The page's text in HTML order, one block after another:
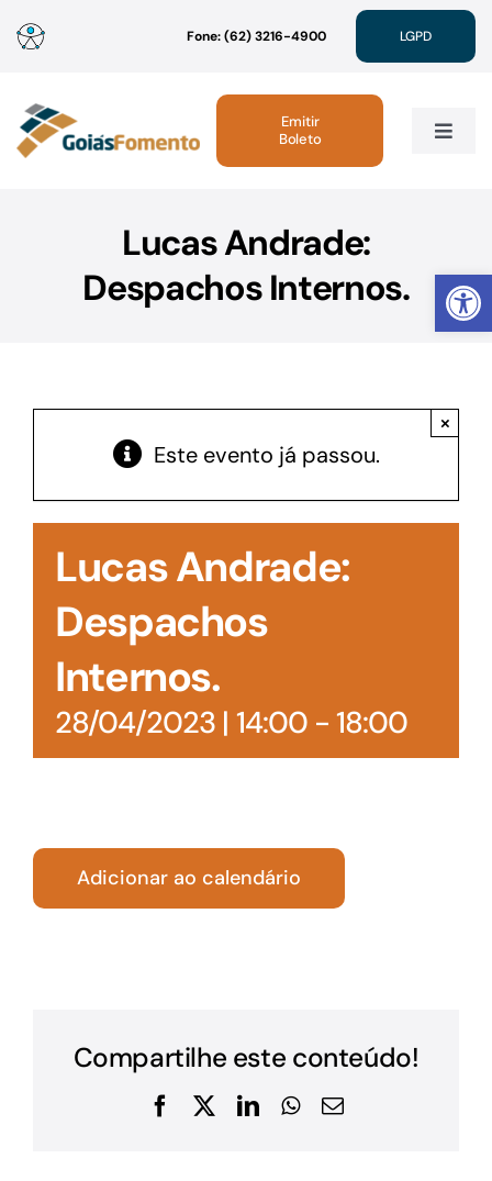
Abrir
para
conteúdo
Fone: (62) 3216-4900 LGPD
Toggle
Linhas de Crédito
Acesso à Informação
Emitir
Boleto
Lucas Andrade:
Despachos Internos.
Este evento já passou.
×
Lucas Andrade:
Despachos
Internos.
28/04/2023 | 14:00- 18:00
Adicionar ao calendário
Compartilhe este conteúdo!
Facebook
X LinkedInWhatsApp
E-